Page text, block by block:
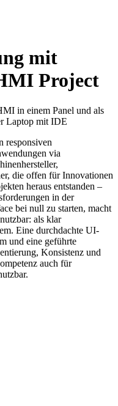
mit
Project
responsiven
via
die offen für Innovationen
heraus entstanden –
in der
bei null zu starten, macht
als klar
Eine durchdachte UI-
und eine geführte
Konsistenz und
auch für